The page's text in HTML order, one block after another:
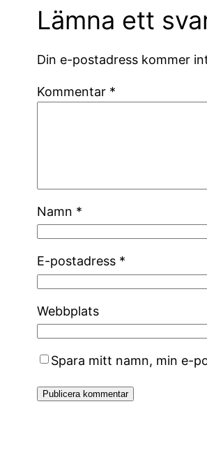
Lämna ett
Din e-postadress kommer
Kommentar *
Namn *
E-postadress *
Webbplats
Spara mitt namn, min e-